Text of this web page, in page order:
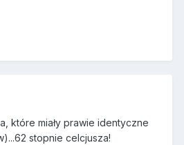
które miały prawie identyczne
stopnie celcjusza!